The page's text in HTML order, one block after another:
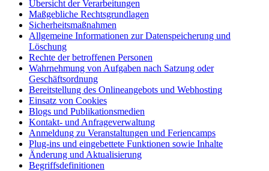
Übersicht der Verarbeitungen
Maßgebliche Rechtsgrundlagen
Sicherheitsmaßnahmen
Allgemeine Informationen zur Datenspeicherung und
Löschung
Rechte der betroffenen Personen
Wahrnehmung von Aufgaben nach Satzung oder
Geschäftsordnung
Bereitstellung des Onlineangebots und Webhosting
Einsatz von Cookies
Blogs und Publikationsmedien
Kontakt- und Anfrageverwaltung
Anmeldung zu Veranstaltungen und Feriencamps
Plug-ins und eingebettete Funktionen sowie Inhalte
Änderung und Aktualisierung
Begriffsdefinitionen